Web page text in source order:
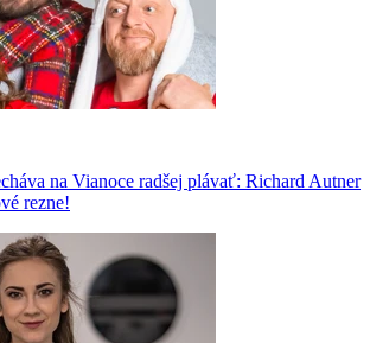
na Vianoce radšej plávať: Richard Autner
rezne!